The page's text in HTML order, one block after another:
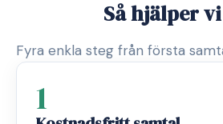
Så hjälper
Fyra enkla steg från första
1